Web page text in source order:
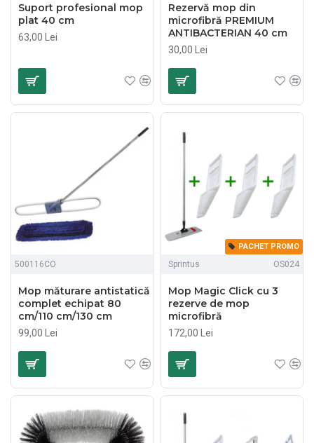
Suport profesional mop
plat 40 cm
63,00 Lei
Rezervă mop din
microfibră PREMIUM
ANTIBACTERIAN 40 cm
30,00 Lei
500116CO
Mop măturare antistatică
complet echipat 80
cm/110 cm/130 cm
99,00 Lei
PACHET PROMO
Sprintus OS024
Mop Magic Click cu 3
rezerve de mop
microfibră
172,00 Lei